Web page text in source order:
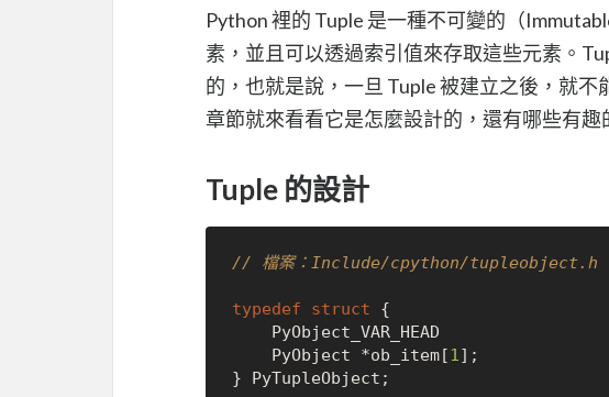
Python 裡的 Tuple 是一種不可變的（
素，並且可以透過索引值來存取這些元素。
的，也就是說，一旦 Tuple 被建立之後，就
章節就來看看它是怎麼設計的，還有哪些有趣
Tuple 的設計
// 檔案：Include/cpython/tupleobject.h
typedef struct {
    PyObject *ob_item[
1];